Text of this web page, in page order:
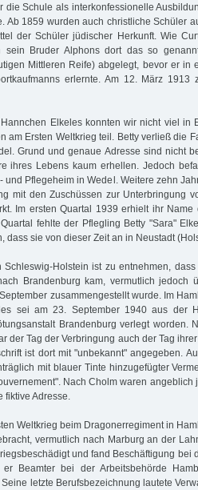
die Schule als interkonfessionelle
Ab 1859 wurden auch christliche Schüler
der Schüler jüdischer Herkunft. Wie
sein Bruder Alphons dort das so
Mittleren Reife) abgelegt, bevor er in
erlernte. Am 12. März
Elkeles konnten wir nicht viel in
am Ersten Weltkrieg teil. Betty verließ die
Grund und genaue Adresse sind nicht
ihres Lebens kaum erhellen. Jedoch
und Pflegeheim in Wedel. Weitere zehn
mit den Zuschüssen zur Unterbringung
Im ersten Quartal 1939 erhielt ihr Name
fehlte der Pflegling Betty "Sara"
dass sie von dieser Zeit an in Neustadt
Schleswig-Holstein ist zu entnehmen,
Brandenburg kam, vermutlich jedoch
zusammengestellt wurde. Im
sei am 23. September 1940 aus der
Brandenburg verlegt worden.
der Tag der Verbringung auch der Tag
ist dort mit "unbekannt" angegeben.
mit blauer Tinte hinzugefügter
Nach Cholm waren
Adresse.
Weltkrieg beim Dragonerregiment in
vermutlich nach Marburg an der
und fand Beschäftigung bei
Beamter bei der Arbeitsbehörde
letzte Berufsbezeichnung lautete